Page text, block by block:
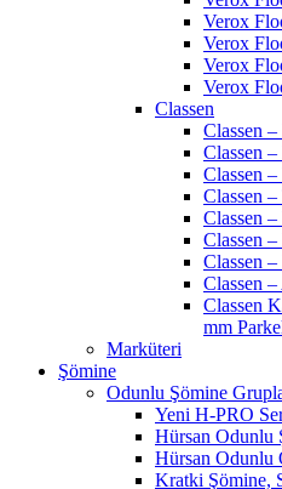
Verox
Verox
Verox
Verox
Classen
Classen
Classen
Classen
Classen
Classen
Classen
Classen
Classen
Classen
mm
Marküteri
Şömine
Odunlu Şömine
Yeni H-PRO
Hürsan Odunlu
Hürsan Odunlu
Kratki Şömine,